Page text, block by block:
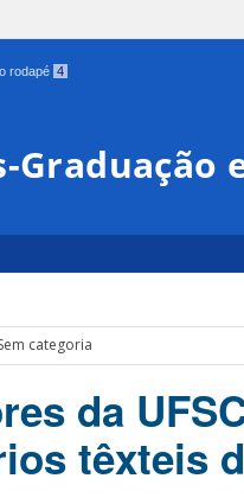
rodapé 4
Graduação
categoria
da
têxteis